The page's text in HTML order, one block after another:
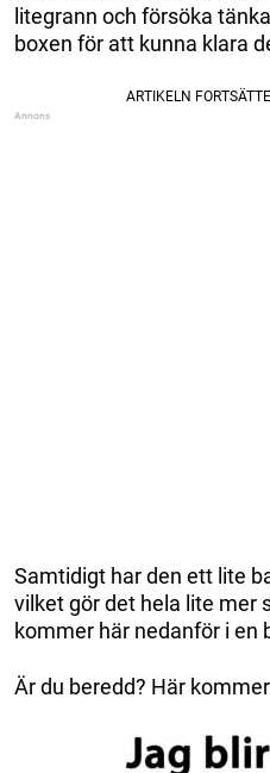
litegrann och försöka
boxen för att kunna klara
Samtidigt har den ett lite
vilket gör det hela lite mer
kommer här nedanför i en
Är du beredd? Här